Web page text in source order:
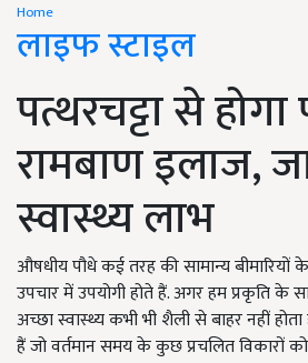
Home
लाइफ स्टाइल
पत्थरचट्टा से
रामबाण इलाज,
स्वास्थ्य लाभ
औषधीय पौधे कई तरह की सामान्य बीमारियों
उपचार में उपयोगी होते हैं. अगर हम प्रकृति
अच्छा स्वास्थ्य कभी भी शैली से बाहर नहीं
हैं जो वर्तमान समय के कुछ प्रचलित विकारों